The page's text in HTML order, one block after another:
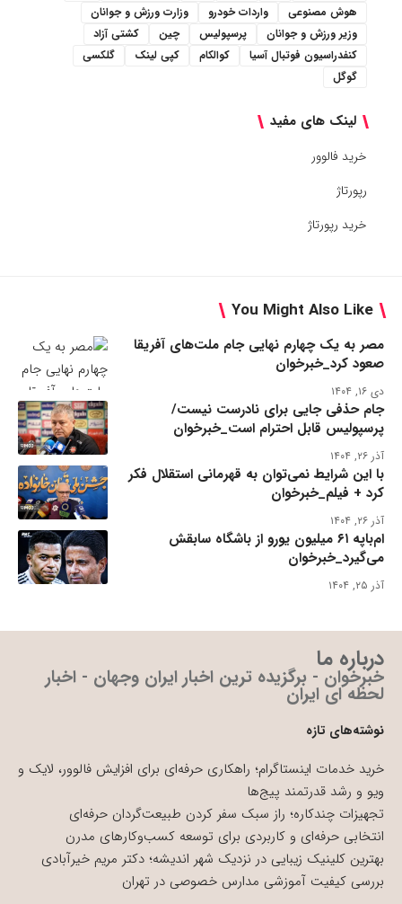
هوش مصنوعی
واردات خودرو
وزارت ورزش و جوانان
وزیر ورزش و جوانان
پرسپولیس چین
کشتی آزاد
کنفدراسیون فوتبال آسیا
کوالکام کپی لینک
گلکسی
گوگل
لینک های مفید
خرید فالوور
رپورتاژ
خرید رپورتاژ
You Might Also Like
مصر به یک چهارم نهایی جام ملت‌های آفریقا
صعود کرد_خبرخوان
دی ۱۶, ۱۴۰۴
جام حذفی جایی برای نادرست نیست/
پرسپولیس قابل احترام است_خبرخوان
آذر ۲۶, ۱۴۰۴
با این شرایط نمی‌توان به قهرمانی استقلال فکر
کرد + فیلم_خبرخوان
آذر ۲۶, ۱۴۰۴
ام‌باپه ۶۱ میلیون یورو از باشگاه سابقش
می‌گیرد_خبرخوان
آذر ۲۵, ۱۴۰۴
درباره ما
خبرخوان - برگزیده ترین اخبار ایران وجهان - اخبار
لحظه ای ایران
نوشته‌های تازه
خرید خدمات اینستاگرام؛ راهکاری حرفه‌ای برای افزایش فالوور، لایک و
ویو و رشد قدرتمند پیج‌ها
تجهیزات چندکاره؛ راز سبک سفر کردن طبیعت‌گردان حرفه‌ای
انتخابی حرفه‌ای و کاربردی برای توسعه کسب‌وکارهای مدرن
بهترین کلینیک زیبایی در نزدیک شهر اندیشه؛ دکتر مریم خیرآبادی
بررسی کیفیت آموزشی مدارس خصوصی در تهران